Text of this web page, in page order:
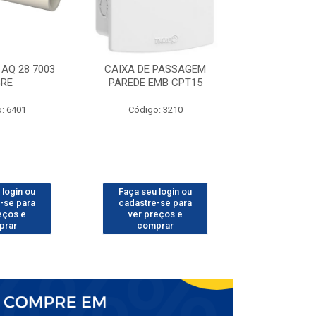
28 7003
6401
login ou
se para
e
CAIXA DE PASSAGEM
PAREDE EMB CPT15
Código: 3210
Faça seu login ou
cadastre-se para
ver preços e
comprar